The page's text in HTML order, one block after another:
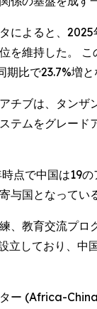
によると、
を維持した。
比で23.7%増と
アチブは、タン
テムをグレー
点で中国は19
与国となっている
、教育交流プ
しており、中
ー (Africa-